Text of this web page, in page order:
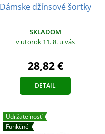
Dámske džínsové šortky
SKLADOM
v utorok 11. 8. u vás
28,82 €
DETAIL
Udržateľnosť
Funkčné